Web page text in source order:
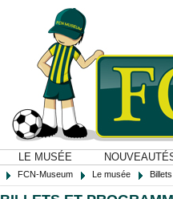
LE MUSÉE
FCN-Museum Le musée